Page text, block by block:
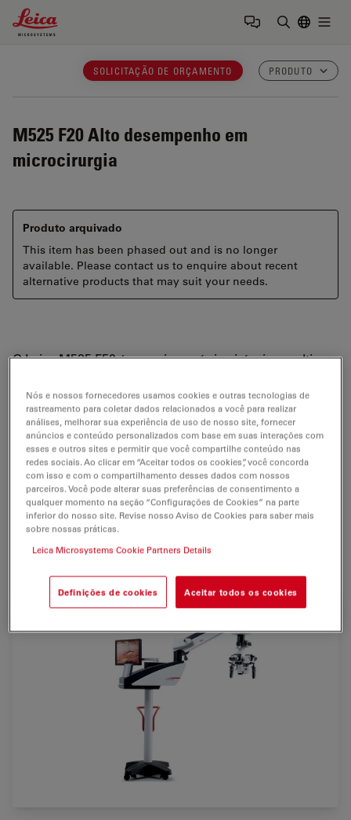
Leica Microsystems Logo
SOLICITAÇÃO DE ORÇAMENTO PRODUTO
M525 F20Alto desempenho em
microcirurgia
Produto arquivado
This item has been phased out and is no longer
available. Please contact us to enquire about recent
alternative products that may suit your needs.
O Leica M525 F50 é um microscópio cirúrgico multiuso
Suas características, tais como o módulo de
fluorescência Leica FL800, BrightCare, documentação
em HD, entre outras, o tornam o microscópio ideal
para procedimentos emNeurocirurgia, Coluna
Vertebral, Otorrinolaringologia e Plástica Reconstrutiva
O sistema fornecequalidade e confiabilidadeem todos
os aspectos: sistema ótico, design, engenharia,
materiais, componentes, operação, ergonomia e uso.
Nós e nossos fornecedores usamos cookies e outras tecnologias de
rastreamento para coletar dados relacionados a você para realizar
análises, melhorar sua experiência de uso de nosso site, fornecer
anúncios e conteúdo personalizados com base em suas interações com
esses e outros sites e permitir que você compartilhe conteúdo nas
redes sociais. Ao clicar em “Aceitar todos os cookies”, você concorda
com isso e com o compartilhamento desses dados com nossos
parceiros. Você pode alterar suas preferências de consentimento a
qualquer momento na seção “Configurações de Cookies” na parte
inferior do nosso site. Revise nosso Aviso de Cookies para saber mais
sobre nossas práticas.
Leica Microsystems Cookie Partners Details
Definições de cookies Aceitar todos os cookies